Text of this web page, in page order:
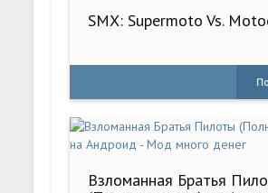
SMX: Supermoto Vs.
Взломанная Братья